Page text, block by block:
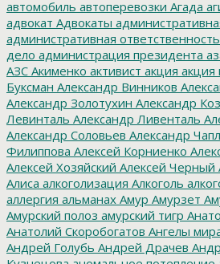
автомобиль автоперевозки Агада
адвокат Адвокаты
административная ответственность
дело администрация президента
АЗС Акименко активист акция акция
Буксман Александр Винников
Александр Золотухин Александр
Левинталь Александр Ливенталь
Александр Соловьев Александр
Филиппова Алексей Корниенко
Алексей Хозяйский Алексей Черный
Алиса алкоголизация Алкоголь
аллергия альманах Амур Амурзет
Амурский полоз амурский тигр
Анатолий Скоробогатов Ангелы
Андрей Голубь Андрей Драчев